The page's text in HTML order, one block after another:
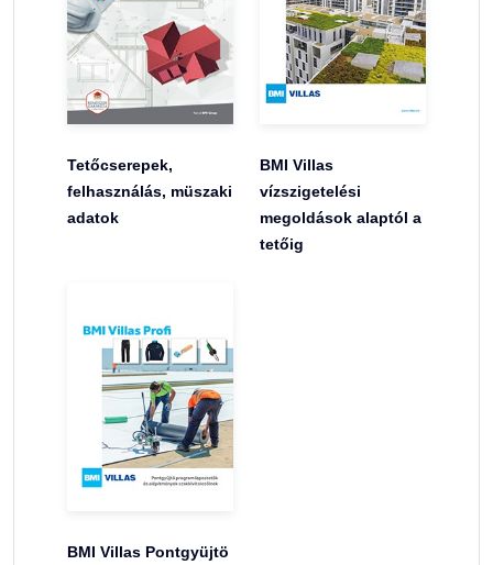
Tetőcserepek,
felhasználás, müszaki
adatok
BMI Villas
vízszigetelési
megoldások alaptól a
tetőig
BMI Villas Pontgyüjtö